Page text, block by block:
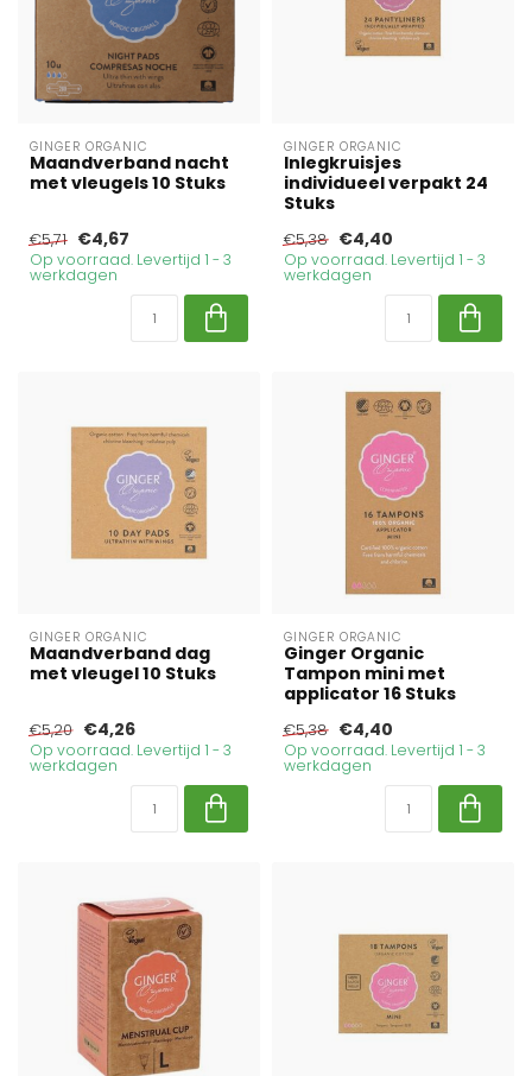
GINGER ORGANIC
Maandverband nacht
met vleugels 10 Stuks
€5,71 €4,67
Op voorraad. Levertijd 1 - 3
werkdagen
GINGER ORGANIC
Inlegkruisjes
individueel verpakt 24
Stuks
€5,38 €4,40
Op voorraad. Levertijd 1 - 3
werkdagen
GINGER ORGANIC
Maandverband dag
met vleugel 10 Stuks
€5,20 €4,26
Op voorraad. Levertijd 1 - 3
werkdagen
GINGER ORGANIC
Ginger Organic
Tampon mini met
applicator 16 Stuks
€5,38 €4,40
Op voorraad. Levertijd 1 - 3
werkdagen